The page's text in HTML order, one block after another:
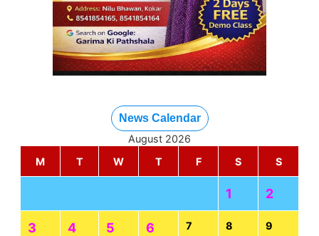
News Calendar
August 2026
M
T W T F S S
1 2
3 4 5 6 7 8 9